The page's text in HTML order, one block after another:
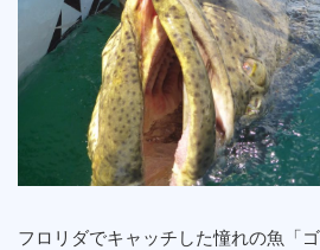
フロリダでキャッチした憧れの魚「